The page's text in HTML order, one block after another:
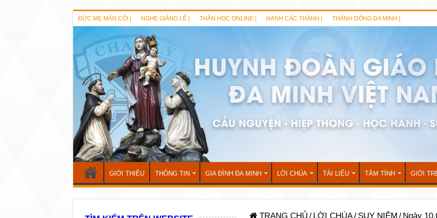
ĐỨC MẸ MÂN CÔI | NGHE GIẢNG LỄ | THẦN HỌC ONLINE | HẠNH CÁC THÁNH | THÁNH DÒNG ĐA MINH |
GIỚI THIỆU THÔNG TIN GIA ĐÌNH ĐA MINH LỜI CHÚA TÀI LIỆU TÂM TÌNH GIỚI
TRANG CHỦ / LỜI CHÚA/ SUY NIỆM / Ngày